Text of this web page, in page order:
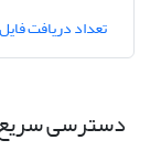
تعداد دریافت
دسترسی